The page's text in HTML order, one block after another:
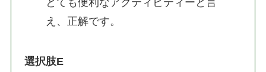
とても便利なアクティビティーと言
え、正解です。
選択肢E